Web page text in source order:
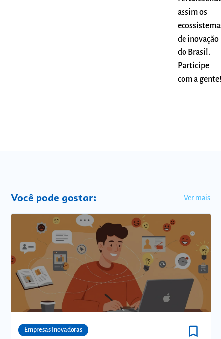
assim os
de inovação
do Brasil.
Participe
com a gente!
Você pode gostar: Ver mais
Empresas Inovadoras bookmark_border